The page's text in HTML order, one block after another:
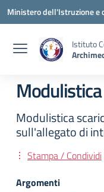
Vai ai contenuti
Vai al menu di navigazione
Vai al footer
Ministero dell'Istruzione e
Istituto
Modulistica
sull'allegato di
Stampa / Condividi
Argomenti